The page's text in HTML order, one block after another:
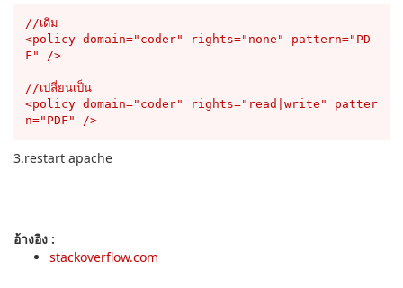
//เดิม
<policy domain="coder" rights="none" pattern="PD
F" />
//เปลี่ยนเป็น
<policy domain="coder" rights="read|write" patter
n="PDF" />
3.restart apache
อ้างอิง :
stackoverflow.com